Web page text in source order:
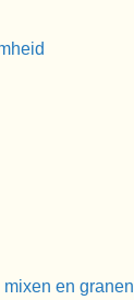
mixen en granen